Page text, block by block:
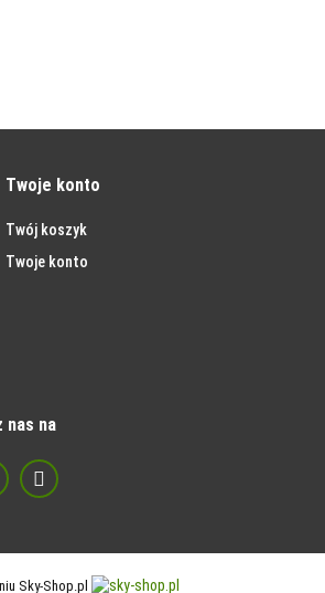
Twoje konto
Twój koszyk
Twoje konto
nas na
Sky-Shop.pl